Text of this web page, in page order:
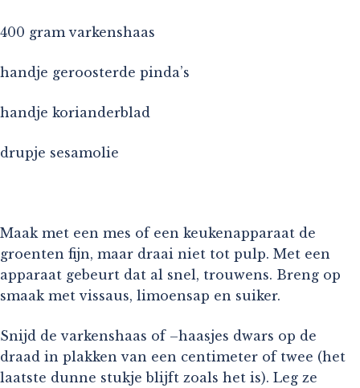
400 gram varkenshaas
handje geroosterde pinda’s
handje korianderblad
drupje sesamolie
Maak met een mes of een keukenapparaat de
groenten fijn, maar draai niet tot pulp. Met een
apparaat gebeurt dat al snel, trouwens. Breng op
smaak met vissaus, limoensap en suiker.
Snijd de varkenshaas of –haasjes dwars op de
draad in plakken van een centimeter of twee (het
laatste dunne stukje blijft zoals het is). Leg ze